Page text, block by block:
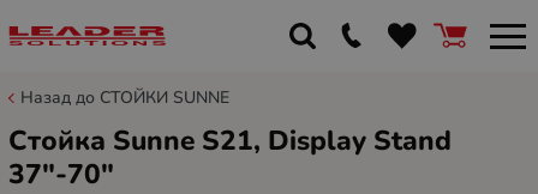
Назад до СТОЙКИ SUNNE
Стойка Sunne S21, Display Stand
37"-70"